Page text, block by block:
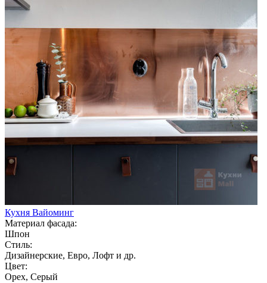
Кухня Вайоминг
Материал фасада:
Шпон
Стиль:
Дизайнерские, Евро, Лофт и др.
Цвет:
Орех, Серый